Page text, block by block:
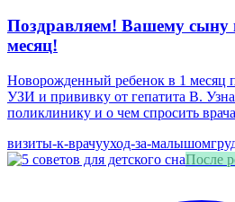
Поздравляем! Вашему сыну
месяц!
Новорожденный ребенок в 1 месяц
УЗИ и прививку от гепатита В.
поликлинику и о чем спросить
визиты-к-врачууход-за-малышом
После